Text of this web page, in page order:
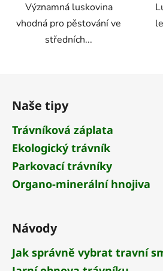
Významná luskovina
vhodná pro pěstování ve
středních...
Naše tipy
Trávníková záplata
Ekologický trávník
Parkovací trávníky
Organo-minerální hnojiva
Návody
Jak správně vybrat travní